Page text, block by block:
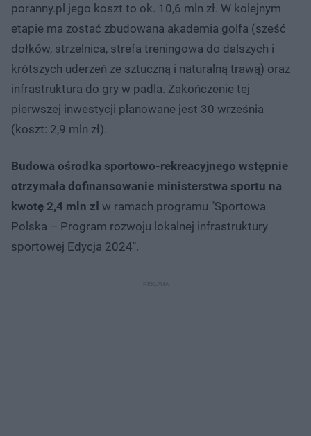
poranny.pl jego koszt to ok. 10,6 mln zł. W kolejnym
etapie ma zostać zbudowana akademia golfa (sześć
dołków, strzelnica, strefa treningowa do dalszych i
krótszych uderzeń ze sztuczną i naturalną trawą) oraz
infrastruktura do gry w padla. Zakończenie tej
pierwszej inwestycji planowane jest 30 września
(koszt: 2,9 mln zł).
Budowa ośrodka sportowo-rekreacyjnego wstępnie
otrzymała dofinansowanie ministerstwa sportu na
kwotę 2,4 mln zł w ramach programu "Sportowa
Polska – Program rozwoju lokalnej infrastruktury
sportowej Edycja 2024".